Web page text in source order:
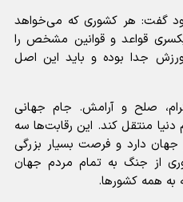
گفت: هر کشوری که می‌خواهد
یکسری قواعد و قوانین مشخص را
جدا بوده و باید این اصل
صلح و آرامش. جام جهانی
دنیا منتقل کند. این رقابت‌ها سه
جهان دارد و فرصت بسیار بزرگی
از جنگ به تمام مردم جهان
به همه کشورها.